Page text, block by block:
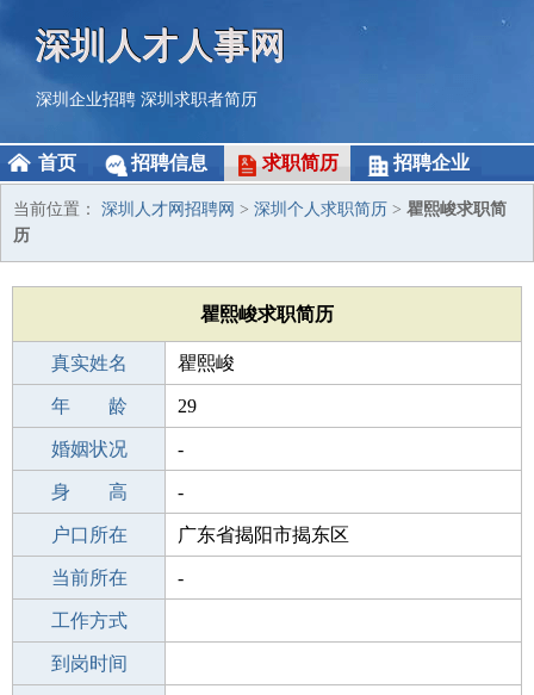
深圳人才人事网
深圳企业招聘 深圳求职者简历
首页 招聘信息 求职简历 招聘企业
当前位置： 深圳人才网招聘网 > 深圳个人求职简历 > 瞿熙峻求职简
历
瞿熙峻求职简历
真实姓名 瞿熙峻
性 别 男
年 龄 29
出生年月 1997-02-13
婚姻状况 -
学 历 中学
身 高 -
毕业学校 中学
户口所在 广东省揭阳市揭东区
所学专业 -
当前所在 -
工作经验
工作方式
驾 照
到岗时间